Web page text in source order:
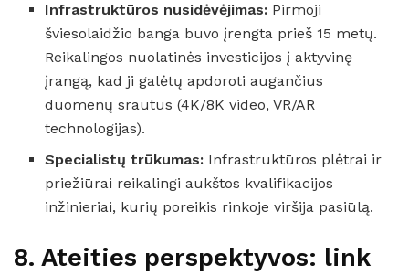
Infrastruktūros nusidėvėjimas: Pirmoji
šviesolaidžio banga buvo įrengta prieš 15 metų.
Reikalingos nuolatinės investicijos į aktyvinę
įrangą, kad ji galėtų apdoroti augančius
duomenų srautus (4K/8K video, VR/AR
technologijas).
Specialistų trūkumas: Infrastruktūros plėtrai ir
priežiūrai reikalingi aukštos kvalifikacijos
inžinieriai, kurių poreikis rinkoje viršija pasiūlą.
8. Ateities perspektyvos: link